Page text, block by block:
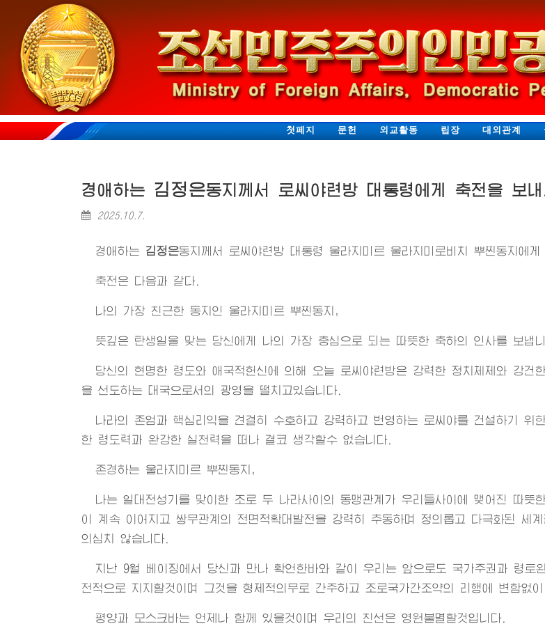
첫페지 문헌 외교활동 립장 대외관계
경애하는 김정은동지 께서 로씨야련방 대통령에게 축전을 보내
2025.10.7.
경애하는 김정은동지 께서 로씨야련방 대통령 울라지미르 울라지미로비치 뿌찐동지에
축전은 다음과 같다.
나의 가장 친근한 동지인 울라지미르 뿌찐동지,
뜻깊은 탄생일을 맞는 당신에게 나의 가장 충심으로 되는 따뜻한 축하의 인사를 보냅니
당신의 현명한 령도와 애국적헌신에 의해 오늘 로씨야련방은 강력한 정치체제와 강건
을 선도하는 대국으로서의 광영을 떨치고있습니다.
나라의 존엄과 핵심리익을 견결히 수호하고 강력하고 번영하는 로씨야를 건설하기
한 령도력과 완강한 실천력을 떠나 결코 생각할수 없습니다.
존경하는 울라지미르 뿌찐동지,
나는 일대전성기를 맞이한 조로 두 나라사이의 동맹관계가 우리들사이에 맺어진 따
이 계속 이어지고 쌍무관계의 전면적확대발전을 강력히 추동하며 정의롭고 다극화된 세
의심치 않습니다.
지난 9월 베이징에서 당신과 만나 확언한바와 같이 우리는 앞으로도 국가주권과 령토
전적으로 지지할것이며 그것을 형제적의무로 간주하고 조로국가간조약의 리행에 변함없이
평양과 모스크바는 언제나 함께 있을것이며 우리의 친선은 영원불멸할것입니다.